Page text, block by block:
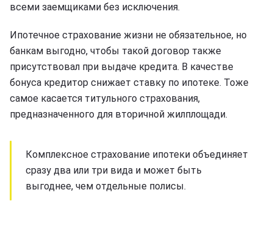
всеми заемщиками без исключения.
Ипотечное страхование жизни не обязательное, но
банкам выгодно, чтобы такой договор также
присутствовал при выдаче кредита. В качестве
бонуса кредитор снижает ставку по ипотеке. Тоже
самое касается титульного страхования,
предназначенного для вторичной жилплощади.
Комплексное страхование ипотеки объединяет
сразу два или три вида и может быть
выгоднее, чем отдельные полисы.